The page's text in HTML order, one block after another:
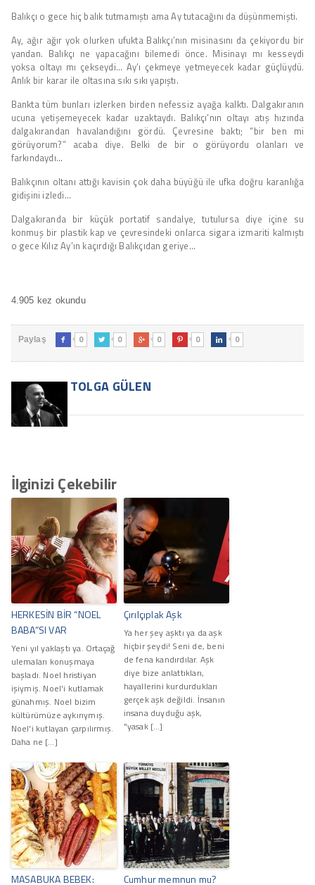
Balıkçı o gece hiç balık tutmamıştı ama Ay tutacağını da düşünmemişti.
Ay, ağır ağır yok olurken ufukta Balıkçı’nın misinasını da çekiyordu bir
yandan. Balıkçı ne yapacağını bilemedi önce. Misinayı mı kesseydi
yoksa oltayı mı çekseydi… Ay’ı çekmeye yetmeyecek kadar güçlüydü.
Anlık bir karar ile oltasına sıkı sıkı yapıştı.
Bankta tüm bunları izlerken birden nefessiz ayağa kalktı. Dalgakıranın
ucuna yetişemeyecek kadar uzaktaydı. Balıkçı’nın oltayı atış hızında
dalgakırandan havalandığını gördü. Çevresine baktı; “bir ben mi
görüyorum?” acaba diye. Belki de bir o görüyordu olanları ve
farkındaydı…
Balıkçının oltanı attığı kavisin çok daha büyüğü ile ufka doğru karanlığa
gidişini izledi…
Dalgakıranda bir küçük portatif sandalye, tutulursa diye içine su
konmuş bir plastik kap ve çevresindeki onlarca sigara izmariti kalmıştı
o gece Kılız Ay’ın kaçırdığı Balıkçıdan geriye…
4.905 kez okundu
Paylaş  0  0  0  0  0
TOLGA GÜLEN
İlginizi Çekebilir
HERKESİN BİR “NOEL
BABA”SI VAR
Yeni yıl yaklaştı ya. Ortaçağ
ulemaları konuşmaya
başladı. Noel hristiyan
işiymiş. Noel'i kutlamak
günahmış. Noel bizim
kültürümüze aykırıymış.
Noel'i kutlayan çarpılırmış.
Daha ne […]
Çırılçıplak Aşk
Ya her şey aşktı ya da aşk
hiçbir şeydi! Seni de, beni
de fena kandırdılar. Aşk
diye bize anlattıkları,
hayallerini kurdurdukları
gerçek aşk değildi. İnsanın
insana duyduğu aşk,
"yasak […]
MASABUKA BEBEK: Cumhur memnun mu?